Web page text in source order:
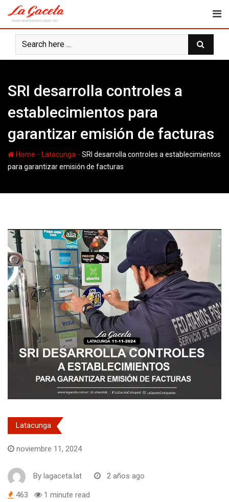
content
SRI desarrolla controles a
establecimientos para
garantizar emisión de facturas
Home - Latacunga -SRI desarrolla controles a establecimientos
para garantizar emisión de facturas
Latacunga
noviembre 11, 2024
By lagaceta.lat 2 años ago
463 1 minute read